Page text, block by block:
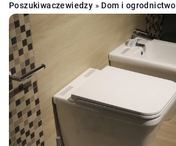
Poszukiwaczewiedzy » Dom i ogrodnictwo